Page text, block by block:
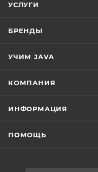
УСЛУГИ
БРЕНДЫ
УЧИМ JAVA
КОМПАНИЯ
ИНФОРМАЦИЯ
ПОМОЩЬ